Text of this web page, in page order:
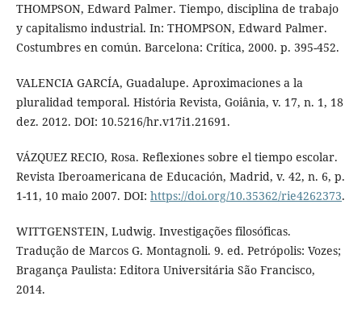
THOMPSON, Edward Palmer. Tiempo, disciplina de trabajo
y capitalismo industrial. In: THOMPSON, Edward Palmer.
Costumbres en común. Barcelona: Crítica, 2000. p. 395-452.
VALENCIA GARCÍA, Guadalupe. Aproximaciones a la
pluralidad temporal. História Revista, Goiânia, v. 17, n. 1, 18
dez. 2012. DOI: 10.5216/hr.v17i1.21691.
VÁZQUEZ RECIO, Rosa. Reflexiones sobre el tiempo escolar.
Revista Iberoamericana de Educación, Madrid, v. 42, n. 6, p.
1-11, 10 maio 2007. DOI: https://doi.org/10.35362/rie4262373.
WITTGENSTEIN, Ludwig. Investigações filosóficas.
Tradução de Marcos G. Montagnoli. 9. ed. Petrópolis: Vozes;
Bragança Paulista: Editora Universitária São Francisco,
2014.